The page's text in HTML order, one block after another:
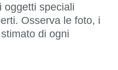
oggetti speciali
Osserva le foto, i
di ogni